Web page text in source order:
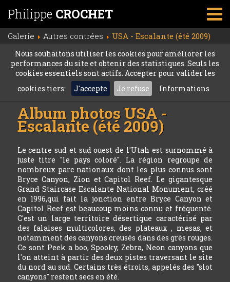
Philippe CROCHET
Galerie Autres contrées USA - Escalante (été 2009)
Nous souhaitons utiliser les cookies pour améliorer les
performances du site et obtenir des statistiques. Seuls les
cookies essentiels sont actifs. Accepter pour valider les
cookies tiers:
J'accepte Je refuse Informations
Album photos USA -
Escalante (été 2009)
Le centre sud et sud ouest de l'Utah est surnommé à
juste titre "le pays coloré". La région regroupe de
nombreux parc nationaux dont les plus connus sont
Bryce Canyon, Zion et Capitol Reef. Le gigantesque
Grand Staircase Escalante National Monument, créé
en 1996,qui fait la jonction entre Bryce Canyon et
Capitol Reef est beaucoup moins connu et fréquenté.
C'est un large territoire désertique caractérisé par
des falaises multicolores, des plateaux , mesas, et
notamment des canyons creusés dans des grès rouges.
Ce sont Peek a boo, Spooky, Zebra, Neon canyons que
l'on atteint à partir des deux pistes traversant le site
du nord au sud. Certains très étroits, appelés des "slot
canyons" restent secs en été.